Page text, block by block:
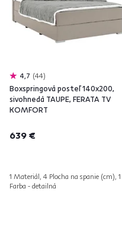
4,7 44
Boxspringová posteľ 140x200,
sivohnedá TAUPE, FERATA TV
KOMFORT
639 €
1 Materiál, 4 Plocha na spanie (cm), 1
Farba - detailná